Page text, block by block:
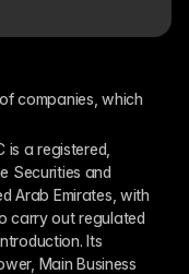
companies, which
is a registered,
Securities and
Arab Emirates, with
carry out regulated
Its
Main Business